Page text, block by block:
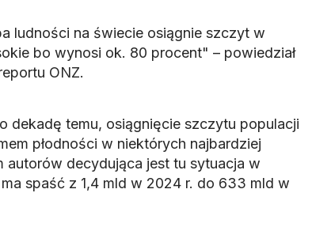
ludności na świecie osiągnie szczyt w
bo wynosi ok. 80 procent" – powiedział
ONZ.
dekadę temu, osiągnięcie szczytu populacji
płodności w niektórych najbardziej
autorów decydująca jest tu sytuacja w
spaść z 1,4 mld w 2024 r. do 633 mld w